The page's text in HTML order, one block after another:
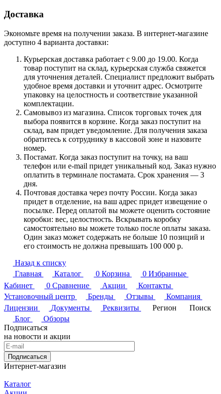
Доставка
Экономьте время на получении заказа. В интернет-магазине
доступно 4 варианта доставки:
Курьерская доставка работает с 9.00 до 19.00. Когда
товар поступит на склад, курьерская служба свяжется
для уточнения деталей. Специалист предложит выбрать
удобное время доставки и уточнит адрес. Осмотрите
упаковку на целостность и соответствие указанной
комплектации.
Самовывоз из магазина. Список торговых точек для
выбора появится в корзине. Когда заказ поступит на
склад, вам придет уведомление. Для получения заказа
обратитесь к сотруднику в кассовой зоне и назовите
номер.
Постамат. Когда заказ поступит на точку, на ваш
телефон или e-mail придет уникальный код. Заказ нужно
оплатить в терминале постамата. Срок хранения — 3
дня.
Почтовая доставка через почту России. Когда заказ
придет в отделение, на ваш адрес придет извещение о
посылке. Перед оплатой вы можете оценить состояние
коробки: вес, целостность. Вскрывать коробку
самостоятельно вы можете только после оплаты заказа.
Один заказ может содержать не больше 10 позиций и
его стоимость не должна превышать 100 000 р.
Назад к списку
Главная
Каталог 0 Корзина 0 Избранные
Кабинет
0 Сравнение Акции
Контакты
Установочный центр
Бренды Отзывы
Компания
Лицензии
Документы Реквизиты Регион
Поиск
Блог
Обзоры
Подписаться
на новости и акции
Подписаться
Интернет-магазин
Каталог